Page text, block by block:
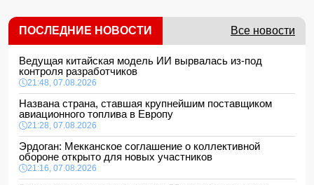
ПОСЛЕДНИЕ НОВОСТИ Все новости
Ведущая китайская модель ИИ вырвалась из-под
контроля разработчиков
21:48, 07.08.2026
Названа страна, ставшая крупнейшим поставщиком
авиационного топлива в Европу
21:28, 07.08.2026
Эрдоган: Мекканское соглашение о коллективной
обороне открыто для новых участников
21:16, 07.08.2026